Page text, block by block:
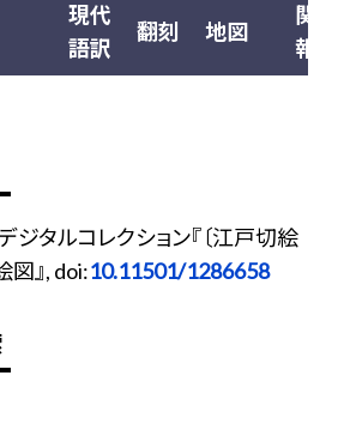
現代
語訳
翻刻 地図
関連
報
タルコレクション『〔江戸切絵
図』, doi:10.11501/1286658